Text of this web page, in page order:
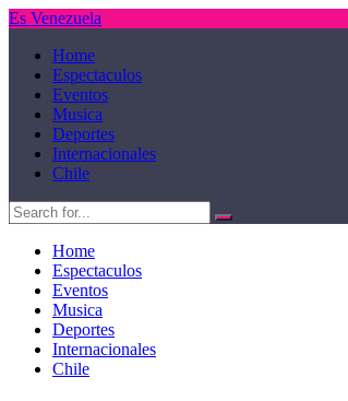
Es Venezuela
Home
Espectaculos
Eventos
Musica
Deportes
Internacionales
Chile
Home
Espectaculos
Eventos
Musica
Deportes
Internacionales
Chile